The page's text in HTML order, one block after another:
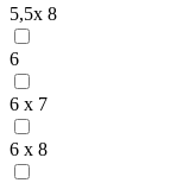
5,5x 8
6
6 x 7
6 x 8